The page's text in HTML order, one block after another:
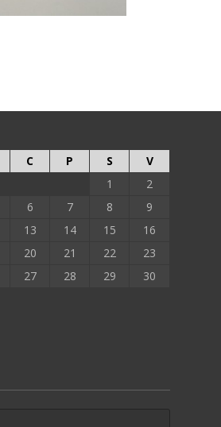
C P S
V
1
2
6 7 8
9
13 14 15
16
20 21 22
23
27 28 29
30